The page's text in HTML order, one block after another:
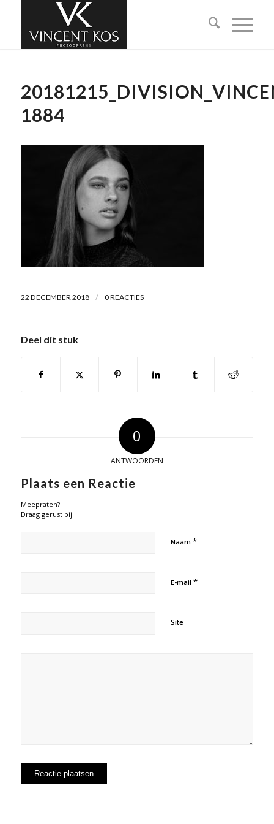
1884
22 DECEMBER 2018 / 0 REACTIES
Deel dit stuk
0
ANTWOORDEN
Plaats een Reactie
Meepraten?
Draag gerust bij!
Naam *
E-mail *
Site